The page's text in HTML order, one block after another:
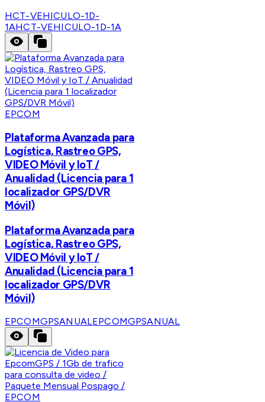
HCT-VEHICULO-1D-
1AHCT-VEHICULO-1D-1A
EPCOM
Plataforma Avanzada para
Logística, Rastreo GPS,
VIDEO Móvil y IoT /
Anualidad (Licencia para 1
localizador GPS/DVR
Móvil)
Plataforma Avanzada para
Logística, Rastreo GPS,
VIDEO Móvil y IoT /
Anualidad (Licencia para 1
localizador GPS/DVR
Móvil)
EPCOMGPSANUALEPCOMGPSANUAL
EPCOM